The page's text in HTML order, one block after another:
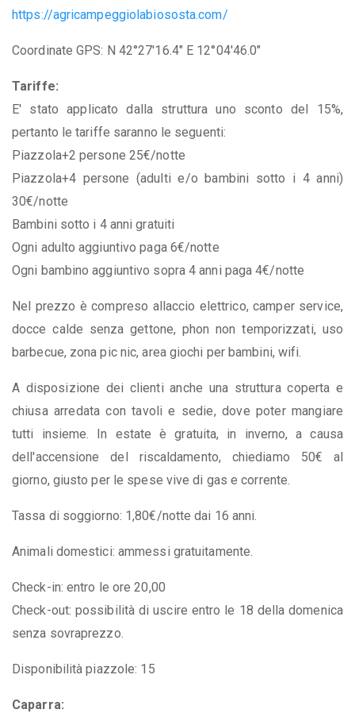
https://agricampeggiolabiososta.com/
Coordinate GPS: N 42°27'16.4" E 12°04'46.0"
Tariffe:
E' stato applicato dalla struttura uno sconto del 15%,
pertanto le tariffe saranno le seguenti:
Piazzola+2 persone 25€/notte
Piazzola+4 persone (adulti e/o bambini sotto i 4 anni)
30€/notte
Bambini sotto i 4 anni gratuiti
Ogni adulto aggiuntivo paga 6€/notte
Ogni bambino aggiuntivo sopra 4 anni paga 4€/notte
Nel prezzo è compreso allaccio elettrico, camper service,
docce calde senza gettone, phon non temporizzati, uso
barbecue, zona pic nic, area giochi per bambini, wifi.
A disposizione dei clienti anche una struttura coperta e
chiusa arredata con tavoli e sedie, dove poter mangiare
tutti insieme. In estate è gratuita, in inverno, a causa
dell'accensione del riscaldamento, chiediamo 50€ al
giorno, giusto per le spese vive di gas e corrente.
Tassa di soggiorno: 1,80€/notte dai 16 anni.
Animali domestici: ammessi gratuitamente.
Check-in: entro le ore 20,00
Check-out: possibilità di uscire entro le 18 della domenica
senza sovraprezzo.
Disponibilità piazzole: 15
Caparra: